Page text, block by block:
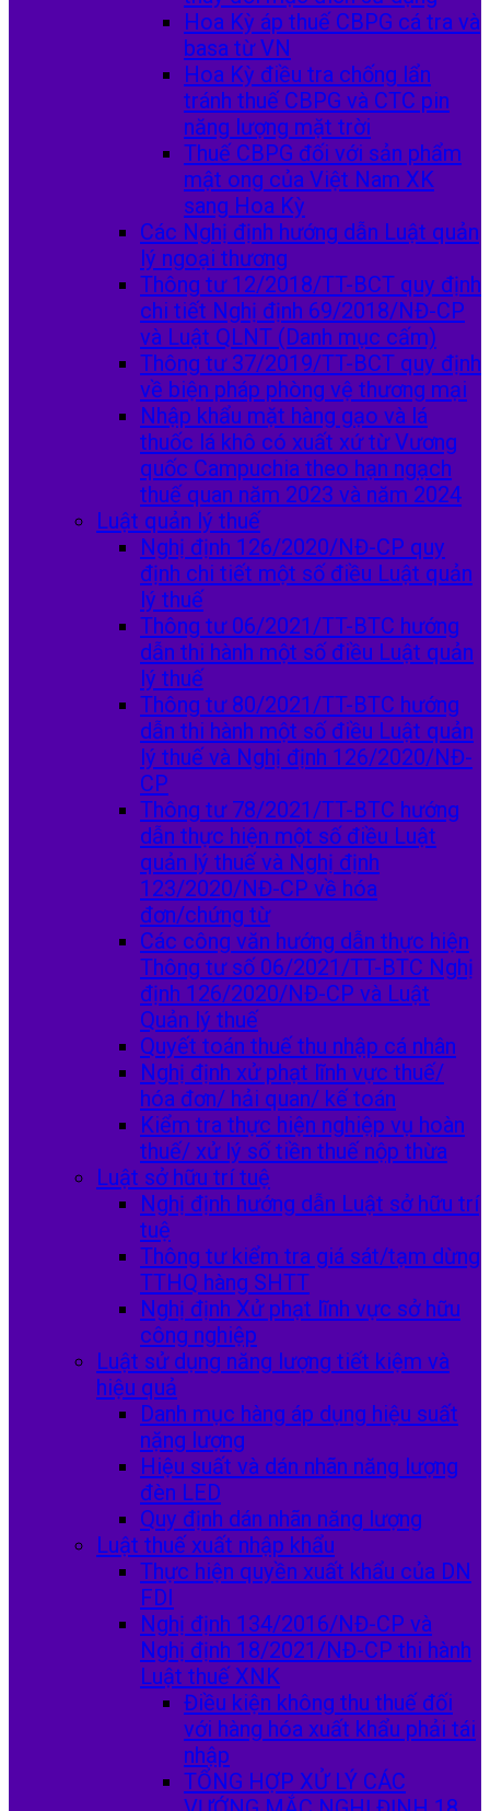
Hoa Kỳ áp thuế CBPG cá tra và
basa từ VN
Hoa Kỳ điều tra chống lẩn
tránh thuế CBPG và CTC pin
năng lượng mặt trời
Thuế CBPG đối với sản phẩm
mật ong của Việt Nam XK
sang Hoa Kỳ
Các Nghị định hướng dẫn Luật quản
lý ngoại thương
Thông tư 12/2018/TT-BCT quy định
chi tiết Nghị định 69/2018/NĐ-CP
và Luật QLNT (Danh mục cấm)
Thông tư 37/2019/TT-BCT quy định
về biện pháp phòng vệ thương mại
Nhập khẩu mặt hàng gạo và lá
thuốc lá khô có xuất xứ từ Vương
quốc Campuchia theo hạn ngạch
thuế quan năm 2023 và năm 2024
Luật quản lý thuế
Nghị định 126/2020/NĐ-CP quy
định chi tiết một số điều Luật quản
lý thuế
Thông tư 06/2021/TT-BTC hướng
dẫn thi hành một số điều Luật quản
lý thuế
Thông tư 80/2021/TT-BTC hướng
dẫn thi hành một số điều Luật quản
lý thuế và Nghị định 126/2020/NĐ-
CP
Thông tư 78/2021/TT-BTC hướng
dẫn thực hiện một số điều Luật
quản lý thuế và Nghị định
123/2020/NĐ-CP về hóa
đơn/chứng từ
Các công văn hướng dẫn thực hiện
Thông tư số 06/2021/TT-BTC Nghị
định 126/2020/NĐ-CP và Luật
Quản lý thuế
Quyết toán thuế thu nhập cá nhân
Nghị định xử phạt lĩnh vực thuế/
hóa đơn/ hải quan/ kế toán
Kiểm tra thực hiện nghiệp vụ hoàn
thuế/ xử lý số tiền thuế nộp thừa
Luật sở hữu trí tuệ
Nghị định hướng dẫn Luật sở hữu trí
tuệ
Thông tư kiểm tra giá sát/tạm dừng
TTHQ hàng SHTT
Nghị định Xử phạt lĩnh vực sở hữu
công nghiệp
Luật sử dụng năng lượng tiết kiệm và
hiệu quả
Danh mục hàng áp dụng hiệu suất
nặng lượng
Hiệu suất và dán nhãn năng lượng
đèn LED
Quy định dán nhãn năng lượng
Luật thuế xuất nhập khẩu
Thực hiện quyền xuất khẩu của DN
FDI
Nghị định 134/2016/NĐ-CP và
Nghị định 18/2021/NĐ-CP thi hành
Luật thuế XNK
Điều kiện không thu thuế đối
với hàng hóa xuất khẩu phải tái
nhập
TỔNG HỢP XỬ LÝ CÁC